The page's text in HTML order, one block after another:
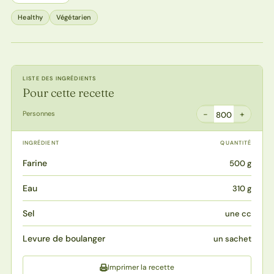
Healthy Végétarien
LISTE DES INGRÉDIENTS
Pour cette recette
Personnes − 800 +
INGRÉDIENT QUANTITÉ
Farine 500 g
Eau 310 g
Sel une cc
Levure de boulanger un sachet
Imprimer la recette